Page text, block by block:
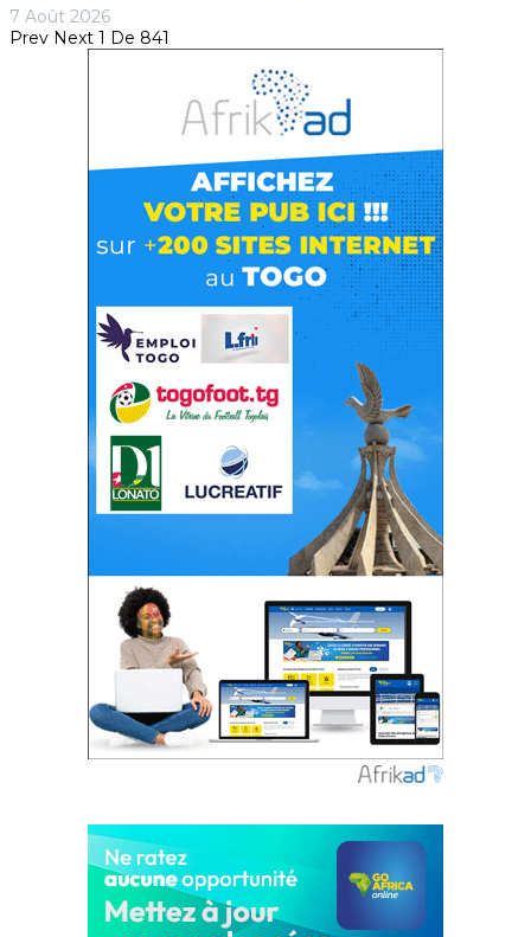
7 Août 2026
Prev Next 1 De 841